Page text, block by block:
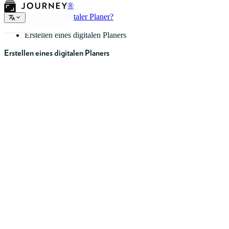
®
Was ist ein digitaler Planer?
Erstellen eines digitalen Planers
Erstellen eines digitalen Planers